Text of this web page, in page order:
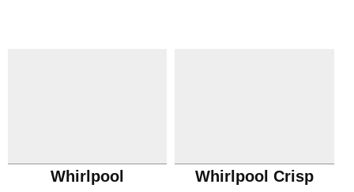
Whirlpool Whirlpool Crisp